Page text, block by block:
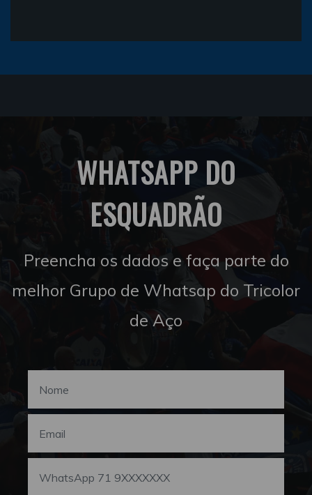
WHATSAPP DO
ESQUADRÃO
Preencha os dados e faça parte do
melhor Grupo de Whatsap do Tricolor
de Aço